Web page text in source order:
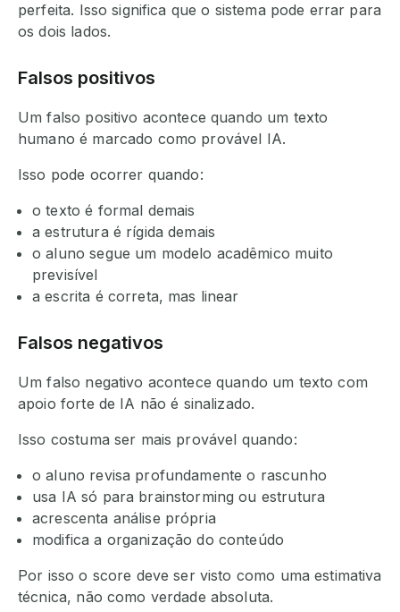
perfeita. Isso significa que o sistema pode errar para
os dois lados.
Falsos positivos
Um falso positivo acontece quando um texto
humano é marcado como provável IA.
Isso pode ocorrer quando:
o texto é formal demais
a estrutura é rígida demais
o aluno segue um modelo acadêmico muito
previsível
a escrita é correta, mas linear
Falsos negativos
Um falso negativo acontece quando um texto com
apoio forte de IA não é sinalizado.
Isso costuma ser mais provável quando:
o aluno revisa profundamente o rascunho
usa IA só para brainstorming ou estrutura
acrescenta análise própria
modifica a organização do conteúdo
Por isso o score deve ser visto como uma estimativa
técnica, não como verdade absoluta.